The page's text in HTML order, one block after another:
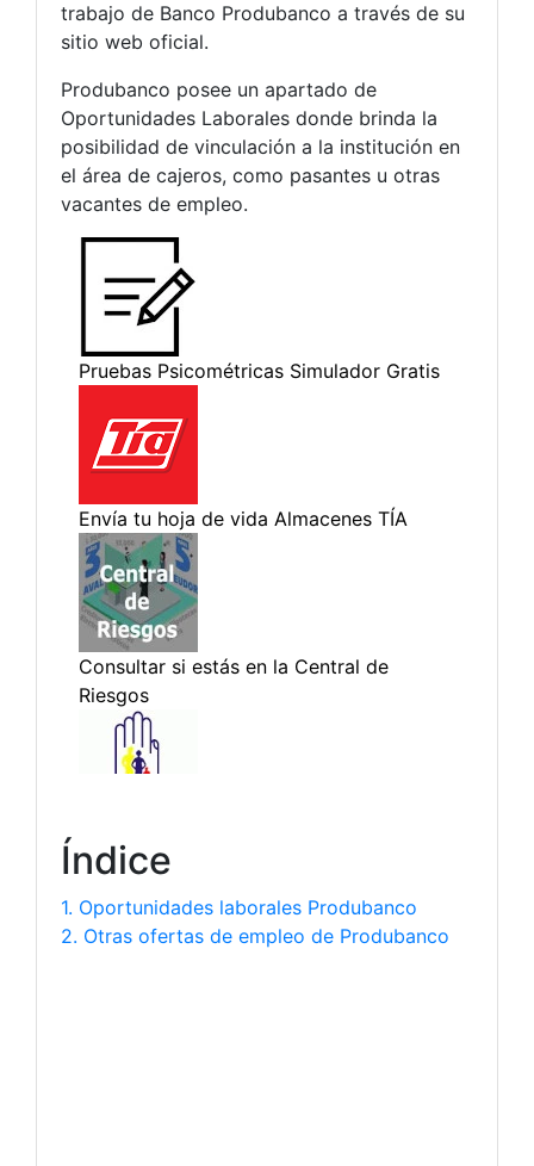
trabajo de Banco Produbanco a través de su
sitio web oficial.
Produbanco posee un apartado de
Oportunidades Laborales donde brinda la
posibilidad de vinculación a la institución en
el área de cajeros, como pasantes u otras
vacantes de empleo.
Índice
1. Oportunidades laborales Produbanco
2. Otras ofertas de empleo de Produbanco